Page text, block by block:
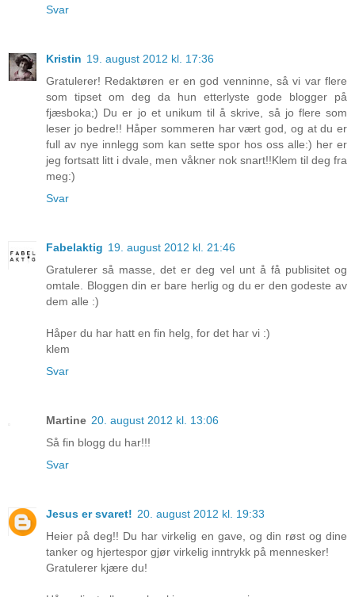
Svar
Kristin 19. august 2012 kl. 17:36
Gratulerer! Redaktøren er en god venninne, så vi var flere
som tipset om deg da hun etterlyste gode blogger på
fjæsboka;) Du er jo et unikum til å skrive, så jo flere som
leser jo bedre!! Håper sommeren har vært god, og at du er
full av nye innlegg som kan sette spor hos oss alle:) her er
jeg fortsatt litt i dvale, men våkner nok snart!!Klem til deg fra
meg:)
Svar
Fabelaktig 19. august 2012 kl. 21:46
Gratulerer så masse, det er deg vel unt å få publisitet og
omtale. Bloggen din er bare herlig og du er den godeste av
dem alle :)
Håper du har hatt en fin helg, for det har vi :)
klem
Svar
Martine 20. august 2012 kl. 13:06
Så fin blogg du har!!!
Svar
Jesus er svaret! 20. august 2012 kl. 19:33
Heier på deg!! Du har virkelig en gave, og din røst og dine
tanker og hjertespor gjør virkelig inntrykk på mennesker!
Gratulerer kjære du!